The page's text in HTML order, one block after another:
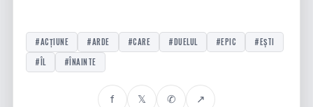
#ACȚIUNE #ARDE #CARE #DUELUL #EPIC
#EȘTI
#ÎL
#ÎNAINTE
f 𝕏 ✆ ↗